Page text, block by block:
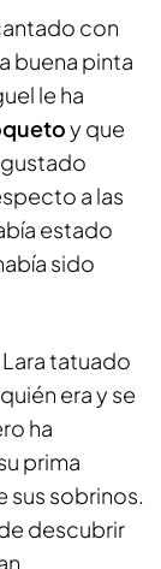
con
buena pinta
le ha
y que
a las
estado
sido
tatuado
era y se
ha
prima
sus sobrinos.
descubrir